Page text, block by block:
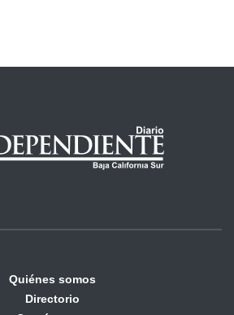
Quiénes somos
Directorio